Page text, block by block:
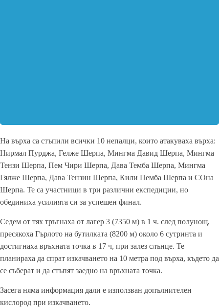
На върха са стъпили всички 10 непалци, които атакуваха върха:
Нирмал Пурджа, Гелже Шерпа, Мингма Давид Шерпа, Мингма
Тензи Шерпа, Пем Чири Шерпа, Дава Темба Шерпа, Мингма
Гялже Шерпа, Дава Тензин Шерпа, Кили Пемба Шерпа и СОна
Шерпа. Те са участници в три различни експедиции, но
обединиха усилията си за успешен финал.
Седем от тях тръгнаха от лагер 3 (7350 м) в 1 ч. след полунощ,
пресякоха Гърлото на бутилката (8200 м) около 6 сутринта и
достигнаха връхната точка в 17 ч, при залез слънце. Те
планираха да спрат изкачването на 10 метра под върха, където да
се съберат и да стъпят заедно на връхната точка.
Засега няма информация дали е използван допълнителен
кислород при изкачването.